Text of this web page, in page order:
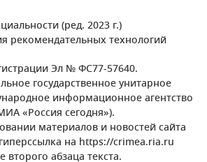
(ред. 2023 г.)
рекомендательных технологий
Эл № ФС77-57640.
государственное унитарное
информационное агентство
«Россия сегодня»).
материалов и новостей сайта
на https://crimea.ria.ru
второго абзаца текста.